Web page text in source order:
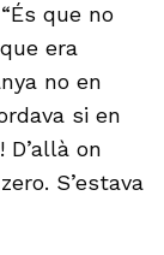
que no
era
no en
si en
on
S’estava